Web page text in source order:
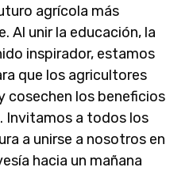
agrícola más
Al unir la educación, la
inspirador, estamos
que los agricultores
cosechen los beneficios
Invitamos a todos los
a unirse a nosotros en
hacia un mañana